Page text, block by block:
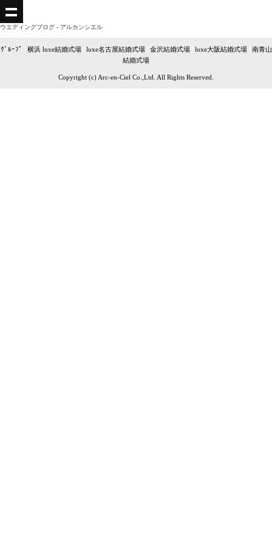
ウエディングブログ - アルカンシエル
ｸﾞﾙｰﾌﾟ 横浜 luxe結婚式場| luxe名古屋結婚式場 金沢結婚式場| luxe大阪結婚式場| 南青山
結婚式場
Copyright (c) Arc-en-Ciel Co.,Ltd. All Rights Reserved.